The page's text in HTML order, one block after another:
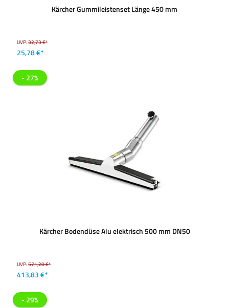
Kärcher Gummileistenset Länge 450 mm
UVP:32,73 €*
25,78 €*
- 27%
Kärcher Bodendüse Alu elektrisch 500 mm DN50
UVP:571,20 €*
413,83 €*
- 29%